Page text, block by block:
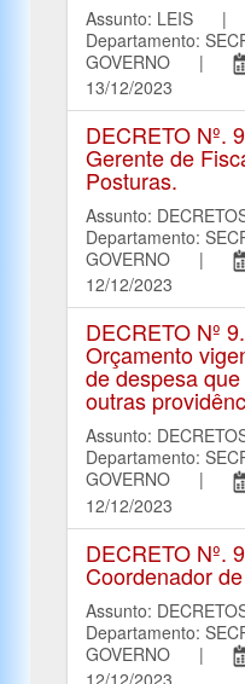
Assunto: LEIS |
Departamento:
GOVERNO |
13/12/2023
DECRETO Nº.
Gerente de
Posturas.
Assunto:
Departamento:
GOVERNO |
12/12/2023
DECRETO Nº
Orçamento
de despesa
outras
Assunto:
Departamento:
GOVERNO |
12/12/2023
DECRETO Nº.
Coordenador
Assunto:
Departamento:
GOVERNO |
12/12/2023